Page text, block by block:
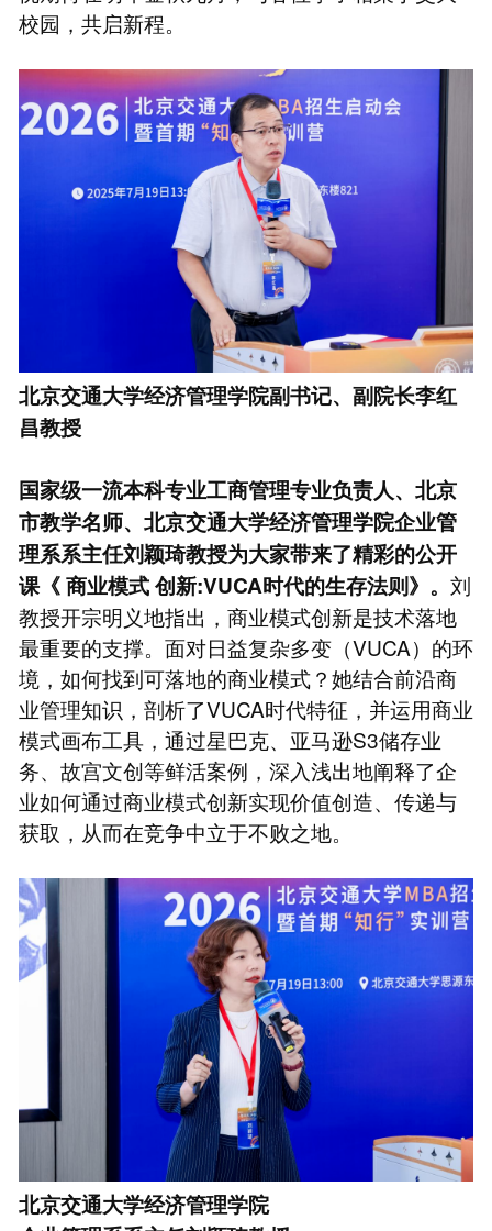
校园，共启新程。
北京交通大学经济管理学院副书记、副院长李红
昌教授
国家级一流本科专业工商管理专业负责人、北京
市教学名师、北京交通大学经济管理学院企业管
理系系主任刘颖琦教授为大家带来了精彩的公开
课《商业模式创新:VUCA时代的生存法则》。 刘
教授开宗明义地指出，商业模式创新是技术落地
最重要的支撑。面对日益复杂多变（VUCA）的环
境，如何找到可落地的商业模式？她结合前沿商
业管理知识，剖析了VUCA时代特征，并运用商业
模式画布工具，通过星巴克、亚马逊S3储存业
务、故宫文创等鲜活案例，深入浅出地阐释了企
业如何通过商业模式创新实现价值创造、传递与
获取，从而在竞争中立于不败之地。
北京交通大学经济管理学院